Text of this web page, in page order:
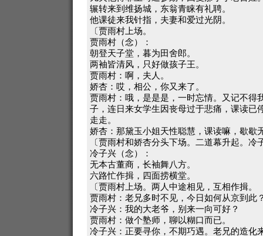
辗转来到维扬城，东翁青睐有礼聘。
他课徒来我针指，夫妻和爱过光阴。
〔贾雨村上场。
贾雨村（念）：
朝登天子堂，暮为田舍郎。
两袖皆清风，只好做孩子王。
贾雨村：啊，夫人。
娇杏：哎，相公，你又来了。
贾雨村：哦，是是是，一时忘情。又记不得
子，连日来女学生因丧母过于悲痛，课读已
走走。
娇杏：那黛玉小姐天性聪慧，课读嘛，歇歇
〔贾雨村和娇杏分头下场。二道幕升起。冷
冷子兴（念）：
无本古董商，长袖舞八方。
六路忙作揖，四面捞横堂。
〔贾雨村上场。两人中途相见，互相作揖。
贾雨村：老兄多时不见，今日如何从京到此
冷子兴：我的大老爷，别来一向可好？
贾雨村：做个塾师，聊以糊口而已。
冷子兴：正要寻你，不期巧遇。老兄的造化